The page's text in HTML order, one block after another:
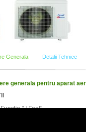
Generala Detalii Tehnice
generala pentru aparat
Functia " I Feel"